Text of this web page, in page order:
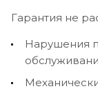
Гарантия не
Нарушения